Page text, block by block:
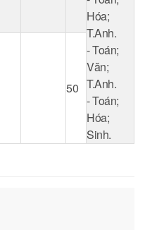
Hóa;
T.Anh.
- Toán;
Văn;
T.Anh.
- Toán;
Hóa;
Sinh.
50